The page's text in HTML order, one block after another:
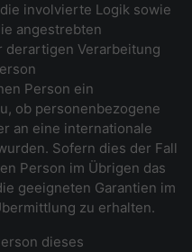
involvierte Logik sowie
angestrebten
derartigen Verarbeitung
Person ein
ob personenbezogene
an eine internationale
Sofern dies der Fall
Person im Übrigen das
geeigneten Garantien im
zu erhalten.
dieses